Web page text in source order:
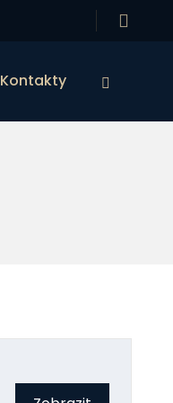
Kontakty